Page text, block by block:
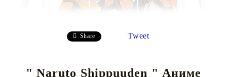
Share Tweet
" Naruto Shippuuden " Аниме